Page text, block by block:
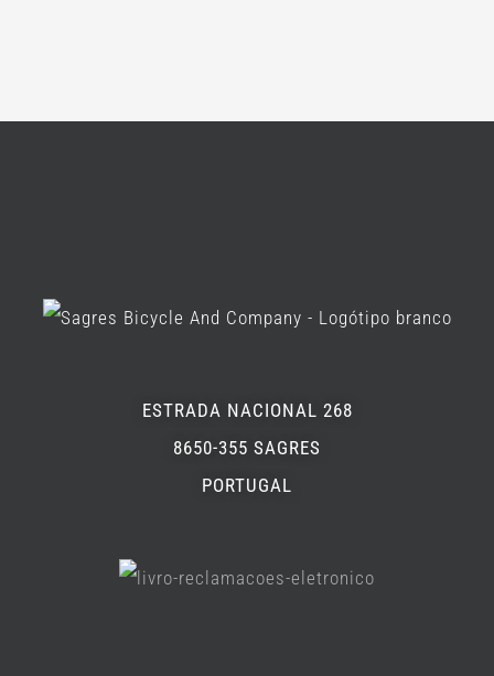
ESTRADA NACIONAL 268
8650-355 SAGRES
PORTUGAL